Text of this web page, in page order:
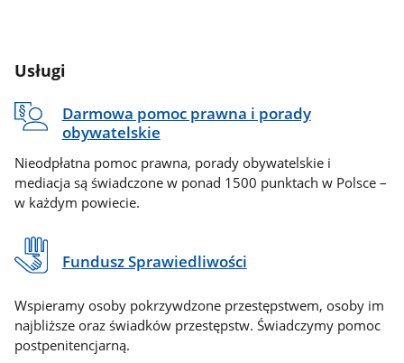
Usługi
Darmowa pomoc prawna i porady
obywatelskie
Nieodpłatna pomoc prawna, porady obywatelskie i
mediacja są świadczone w ponad 1500 punktach w Polsce –
w każdym powiecie.
Fundusz Sprawiedliwości
Wspieramy osoby pokrzywdzone przestępstwem, osoby im
najbliższe oraz świadków przestępstw. Świadczymy pomoc
postpenitencjarną.